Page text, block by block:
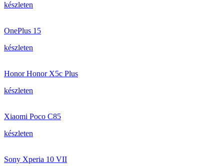
készleten
OnePlus 15
készleten
Honor Honor X5c Plus
készleten
Xiaomi Poco C85
készleten
Sony Xperia 10 VII